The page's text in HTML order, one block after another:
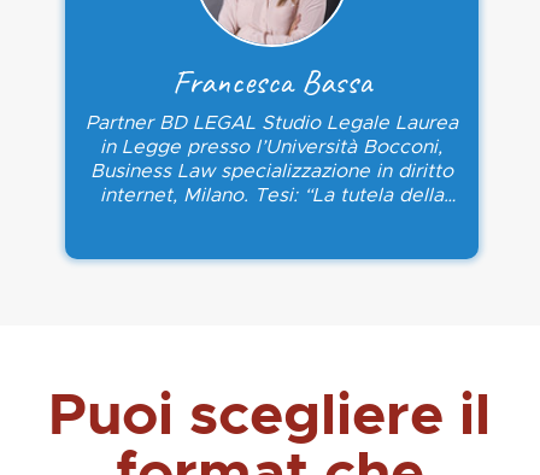
Francesca Bassa
Partner BD LEGAL Studio Legale Laurea
in Legge presso l’Università Bocconi,
Business Law specializzazione in diritto
internet, Milano. Tesi: “La tutela della
“Sicurezza delle informazioni e
Consiglio. Tesi: “Il funzionamento e la
privacy nei CERTs italiani ed esteri”.
Master Federprivacy in “Privacy Officer e
Consulente della privacy”, Roma. Lawful
Puoi scegliere il